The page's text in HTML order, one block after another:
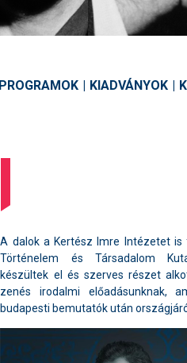
PROGRAMOK | KIADVÁNYOK |
A dalok a Kertész Imre Intézetet is
Történelem és Társadalom
készültek el és szerves részet
zenés irodalmi előadásunknak,
budapesti bemutatók után